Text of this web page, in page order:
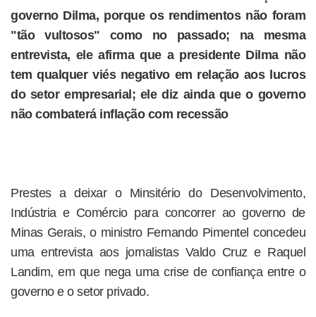
governo Dilma, porque os rendimentos não foram
"tão vultosos" como no passado; na mesma
entrevista, ele afirma que a presidente Dilma não
tem qualquer viés negativo em relação aos lucros
do setor empresarial; ele diz ainda que o governo
não combaterá inflação com recessão
Prestes a deixar o Minsitério do Desenvolvimento,
Indústria e Comércio para concorrer ao governo de
Minas Gerais, o ministro Fernando Pimentel concedeu
uma entrevista aos jornalistas Valdo Cruz e Raquel
Landim, em que nega uma crise de confiança entre o
governo e o setor privado.